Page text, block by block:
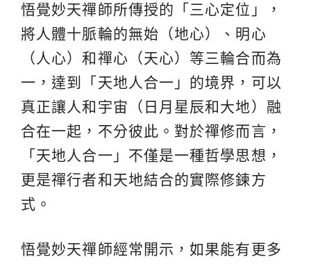
悟覺妙天禪師所傳授的「三心定位」，
將人體十脈輪的無始（地心）、明心
（人心）和禪心（天心）等三輪合而為
一，達到「天地人合一」的境界，可以
真正讓人和宇宙（日月星辰和大地）融
合在一起，不分彼此。對於禪修而言，
「天地人合一」不僅是一種哲學思想，
更是禪行者和天地結合的實際修鍊方
式。
悟覺妙天禪師經常開示，如果能有更多